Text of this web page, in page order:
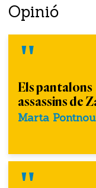
Opinió
Els pantalons
assassins de
Marta Pontnou